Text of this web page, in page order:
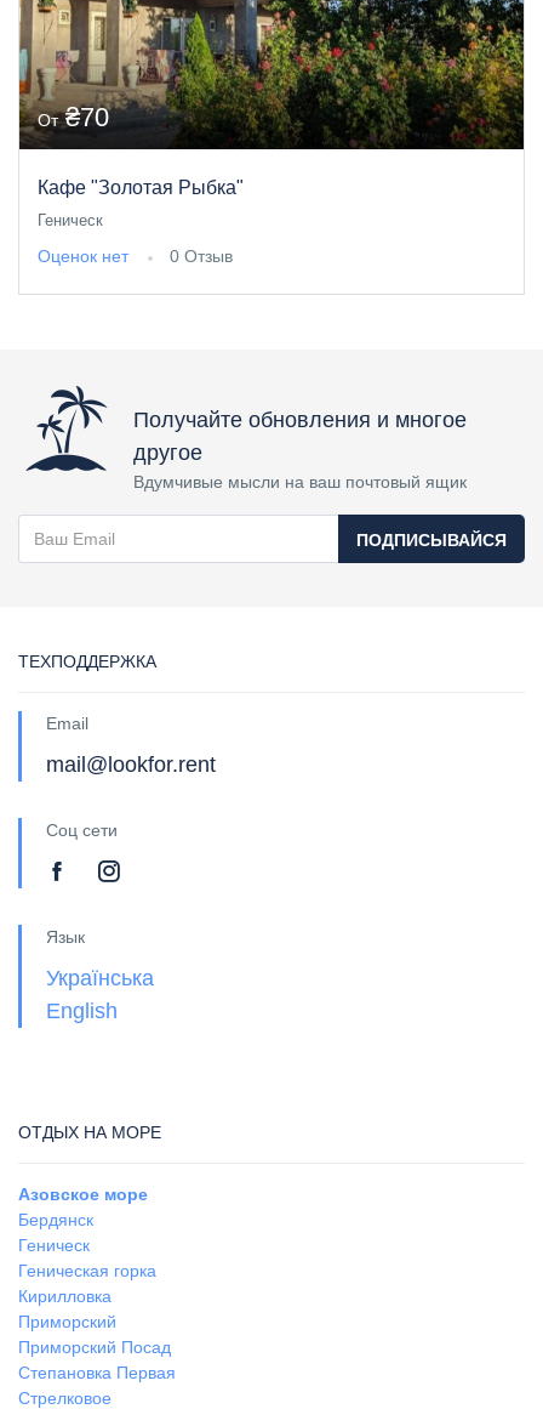
От₴70
Кафе "Золотая Рыбка"
Геническ
Оценок нет 0 Отзыв
Получайте обновления и многое
другое
Вдумчивые мысли на ваш почтовый ящик
ПОДПИСЫВАЙСЯ
ТЕХПОДДЕРЖКА
Email
mail@lookfor.rent
Соц сети
Язык
Українська
English
ОТДЫХ НА МОРЕ
Азовское море
Бердянск
Геническ
Геническая горка
Кирилловка
Приморский
Приморский Посад
Степановка Первая
Стрелковое